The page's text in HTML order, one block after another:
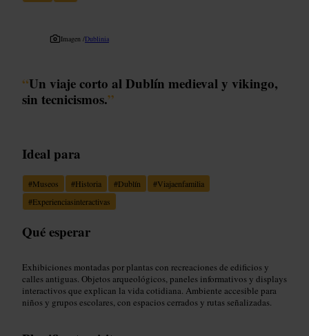
Imagen /Dublinia
“Un viaje corto al Dublín medieval y vikingo,
sin tecnicismos.”
Ideal para
#Museos #Historia #Dublín #Viajaenfamilia
#Experienciasinteractivas
Qué esperar
Exhibiciones montadas por plantas con recreaciones de edificios y
calles antiguas. Objetos arqueológicos, paneles informativos y displays
interactivos que explican la vida cotidiana. Ambiente accesible para
niños y grupos escolares, con espacios cerrados y rutas señalizadas.